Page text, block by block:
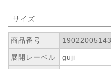
サイズ
商品番号 19022005143
展開レーベル guji